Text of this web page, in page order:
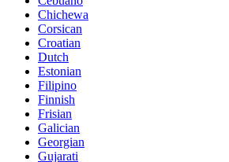
Chichewa
Corsican
Croatian
Dutch
Estonian
Filipino
Finnish
Frisian
Galician
Georgian
Gujarati